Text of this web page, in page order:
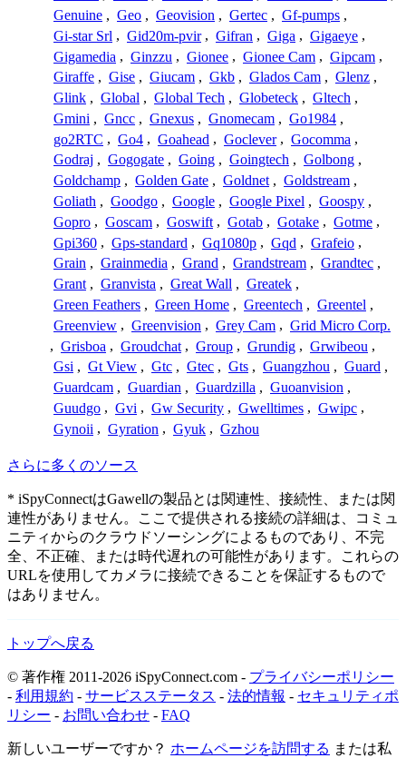
Genuine , Geo , Geovision , Gertec , Gf-pumps ,
Gi-star Srl , Gid20m-pvir , Gifran , Giga , Gigaeye ,
Gigamedia , Ginzzu , Gionee , Gionee Cam , Gipcam ,
Giraffe , Gise , Giucam , Gkb , Glados Cam , Glenz ,
Glink , Global , Global Tech , Globeteck , Gltech ,
Gmini , Gncc , Gnexus , Gnomecam , Go1984 ,
go2RTC , Go4 , Goahead , Goclever , Gocomma ,
Godraj , Gogogate , Going , Goingtech , Golbong ,
Goldchamp , Golden Gate , Goldnet , Goldstream ,
Goliath , Goodgo , Google , Google Pixel , Goospy ,
Gopro , Goscam , Goswift , Gotab , Gotake , Gotme ,
Gpi360 , Gps-standard , Gq1080p , Gqd , Grafeio ,
Grain , Grainmedia , Grand , Grandstream , Grandtec ,
Grant , Granvista , Great Wall , Greatek ,
Green Feathers , Green Home , Greentech , Greentel ,
Greenview , Greenvision , Grey Cam , Grid Micro Corp.
, Grisboa , Groudchat , Group , Grundig , Grwibeou ,
Gsi , Gt View , Gtc , Gtec , Gts , Guangzhou , Guard ,
Guardcam , Guardian , Guardzilla , Guoanvision ,
Guudgo , Gvi , Gw Security , Gwelltimes , Gwipc ,
Gynoii , Gyration , Gyuk , Gzhou
さらに多くのソース
* iSpyConnectはGawellの製品とは関連性、接続性、または関
連性がありません。ここで提供される接続の詳細は、コミュ
ニティからのクラウドソーシングによるものであり、不完
全、不正確、または時代遅れの可能性があります。これらの
URLを使用してカメラに接続できることを保証するもので
はありません。
トップへ戻る
© 著作権 2011-2026 iSpyConnect.com - プライバシーポリシー
- 利用規約 - サービスステータス - 法的情報 - セキュリティポ
リシー - お問い合わせ - FAQ
新しいユーザーですか？ ホームページを訪問する または私